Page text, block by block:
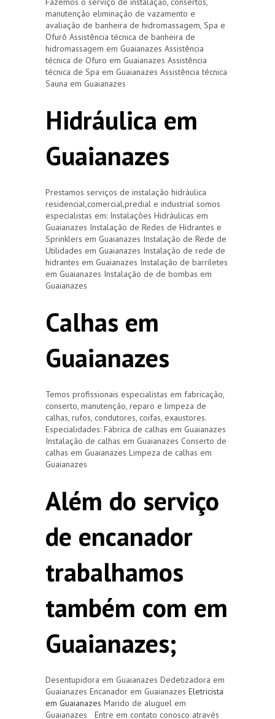
manutenção eliminação de vazamento e
avaliação de banheira de hidromassagem, Spa e
Ofurô Assistência técnica de banheira de
hidromassagem em Guaianazes Assistência
técnica de Ofuro em Guaianazes Assistência
técnica de Spa em Guaianazes Assistência técnica
Sauna em Guaianazes
Hidráulica em
Guaianazes
Prestamos serviços de instalação hidráulica
residencial,comercial,predial e industrial somos
especialistas em: Instalações Hidráulicas em
Guaianazes Instalação de Redes de Hidrantes e
Sprinklers em Guaianazes Instalação de Rede de
Utilidades em Guaianazes Instalação de rede de
hidrantes em Guaianazes Instalação de barriletes
em Guaianazes Instalação de de bombas em
Guaianazes
Calhas em
Guaianazes
Temos profissionais especialistas em fabricação,
conserto, manutenção, reparo e limpeza de
calhas, rufos, condutores, coifas, exaustores.
Especialidades: Fábrica de calhas em Guaianazes
Instalação de calhas em Guaianazes Conserto de
calhas em Guaianazes Limpeza de calhas em
Guaianazes
Além do serviço
de encanador
trabalhamos
também com em
Guaianazes;
Desentupidora em Guaianazes Dedetizadora em
Guaianazes Encanador em Guaianazes Eletricista
em Guaianazes Marido de aluguel em
Guaianazes Entre em contato conosco através